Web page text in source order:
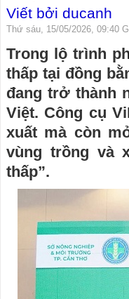
Viết bởi ducanh
Thứ sáu, 15/05/2026, 09:40
Trong lộ trình
thấp tại đồng
đang trở thành
Việt. Công cụ
xuất mà còn
vùng trồng và
thấp”.